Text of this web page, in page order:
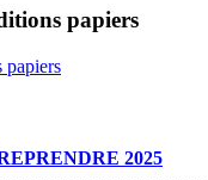
papiers
papiers
2025